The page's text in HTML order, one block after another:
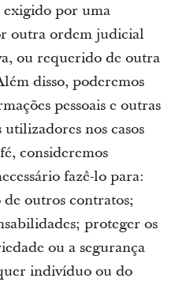
exigido por uma
outra ordem judicial
ou requerido de outra
disso, poderemos
pessoais e outras
nos casos
consideremos
fazê-lo para:
outros contratos;
proteger os
ou a segurança
indivíduo ou do